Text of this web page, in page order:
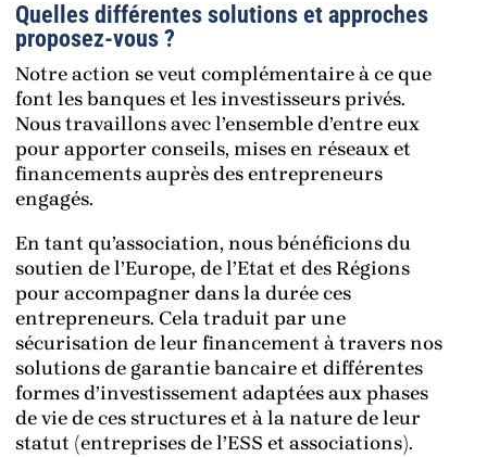
Quelles différentes solutions et approches
proposez-vous ?
Notre action se veut complémentaire à ce que
font les banques et les investisseurs privés.
Nous travaillons avec l’ensemble d’entre eux
pour apporter conseils, mises en réseaux et
financements auprès des entrepreneurs
engagés.
En tant qu’association, nous bénéficions du
soutien de l’Europe, de l’Etat et des Régions
pour accompagner dans la durée ces
entrepreneurs. Cela traduit par une
sécurisation de leur financement à travers nos
solutions de garantie bancaire et différentes
formes d’investissement adaptées aux phases
de vie de ces structures et à la nature de leur
statut (entreprises de l’ESS et associations).